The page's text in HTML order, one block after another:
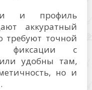
и профиль
аккуратный
требуют точной
фиксации с
удобны там,
но и